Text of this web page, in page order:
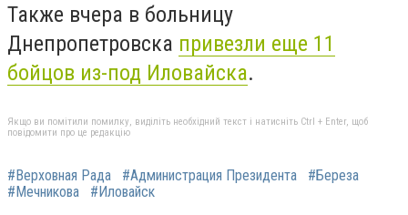
Также вчера в больницу
Днепропетровска привезли еще 11
бойцов из-под Иловайска.
Якщо ви помітили помилку, виділіть необхідний текст і натисніть Ctrl + Enter, щоб
повідомити про це редакцію
#Верховная Рада #Администрация Президента
#Береза
#Мечникова
#Иловайск